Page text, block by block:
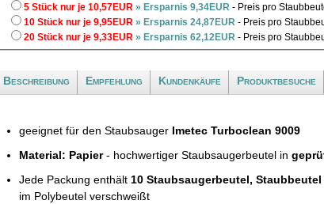
5 Stück nur je 10,57EUR » Ersparnis 9,34EUR - Preis pro
10 Stück nur je 9,95EUR » Ersparnis 24,87EUR - Preis pro
20 Stück nur je 9,33EUR » Ersparnis 62,12EUR - Preis pro
Beschreibung Empfehlung Kundenkäufe Produktbesuche
geeignet für den Staubsauger Imetec Turboclean 9009
Material: Papier- hochwertiger Staubsaugerbeutel in
Jede Packung enthält 10 Staubsaugerbeutel, Staubbeutel
im Polybeutel verschweißt